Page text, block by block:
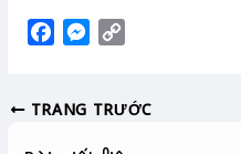
e
M
s
y
TRANG TRƯỚC